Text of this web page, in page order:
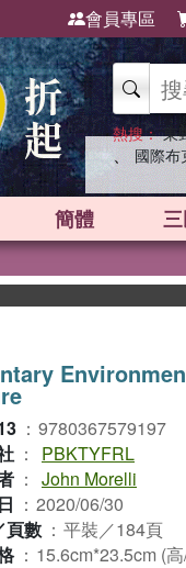
會員專區
熱搜： 東
、 國際布
簡體
： 9780367579197
：
PBKTYFRL
： John Morelli
： 2020/06/30
頁數 ： 平裝／184頁
： 15.6cm*23.5cm (